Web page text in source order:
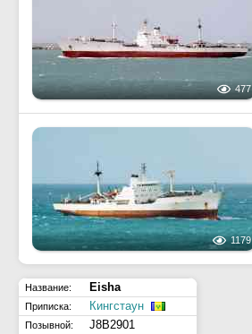
477
1179
Название: Eisha
Приписка: Кингстаун
Позывной:
J8B2901